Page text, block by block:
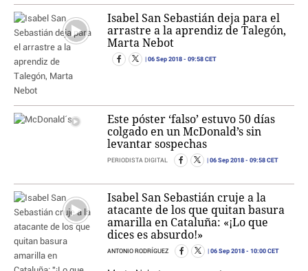
Isabel San Sebastián deja para el
arrastre a la aprendiz de Talegón,
Marta Nebot
06 Sep 2018 - 09:58 CET
Este póster ‘falso’ estuvo 50 días
colgado en un McDonald’s sin
levantar sospechas
PERIODISTA DIGITAL 06 Sep 2018 - 09:58 CET
Isabel San Sebastián cruje a la
atacante de los que quitan basura
amarilla en Cataluña: «¡Lo que
dices es absurdo!»
ANTONIO RODRÍGUEZ 06 Sep 2018 - 10:00 CET